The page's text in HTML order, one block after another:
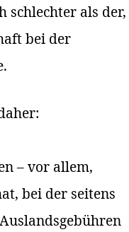
schlechter als der,
bei der
– vor allem,
bei der seitens